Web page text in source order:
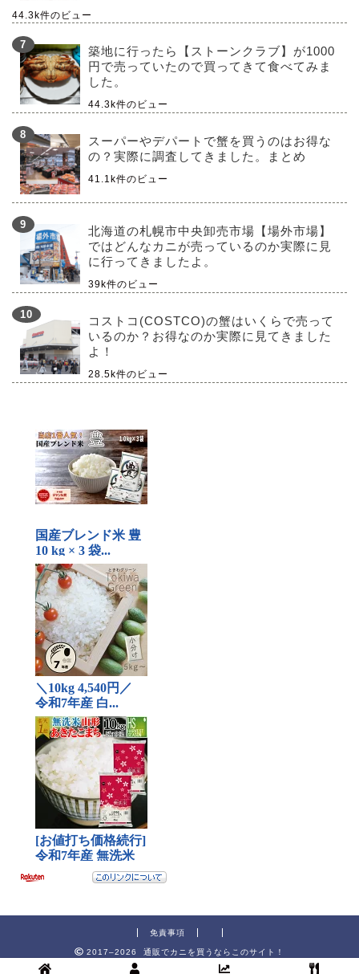
44.3k件のビュー
築地に行ったら【ストーンクラブ】が1000
円で売っていたので買ってきて食べてみま
した。
44.3k件のビュー
スーパーやデパートで蟹を買うのはお得な
の？実際に調査してきました。まとめ
41.1k件のビュー
北海道の札幌市中央卸売市場【場外市場】
ではどんなカニが売っているのか実際に見
に行ってきましたよ。
39k件のビュー
コストコ(COSTCO)の蟹はいくらで売って
いるのか？お得なのか実際に見てきました
よ！
28.5k件のビュー
免責事項
2017–2026 通販でカニを買うならこのサイト！